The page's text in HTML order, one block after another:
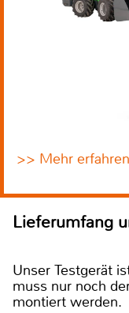
>> Mehr erfahren
Lieferumfang
Unser Testgerät
muss nur noch
montiert werden.